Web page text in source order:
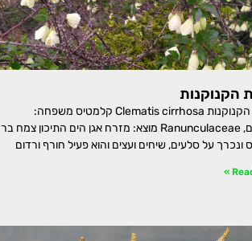
הקנוקנות
זלזלת הקנוקנות Clematis cirrhosa קלמטיס משפחה:
נוריתיים, Ranunculaceae מוצא: מזרח אגן הים התיכון צמח בר
על סלעים, שיחים ועצים והוא פעיל חורף ורדום